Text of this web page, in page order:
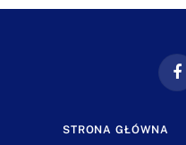
STRONA GŁÓWNA